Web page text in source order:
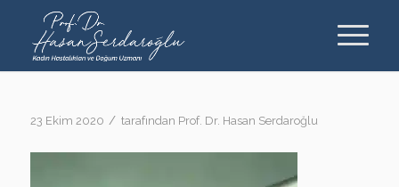
23 Ekim 2020 / tarafından Prof. Dr. Hasan Serdaroğlu